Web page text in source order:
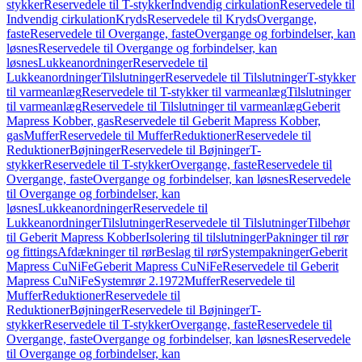
stykkerReservedele til T-stykkerIndvendig cirkulationReservedele til
Indvendig cirkulationKrydsReservedele til KrydsOvergange,
fasteReservedele til Overgange, fasteOvergange og forbindelser, kan
løsnesReservedele til Overgange og forbindelser, kan
løsnesLukkeanordningerReservedele til
LukkeanordningerTilslutningerReservedele til TilslutningerT-stykker
til varmeanlægReservedele til T-stykker til varmeanlægTilslutninger
til varmeanlægReservedele til Tilslutninger til varmeanlægGeberit
Mapress Kobber, gasReservedele til Geberit Mapress Kobber,
gasMufferReservedele til MufferReduktionerReservedele til
ReduktionerBøjningerReservedele til BøjningerT-
stykkerReservedele til T-stykkerOvergange, fasteReservedele til
Overgange, fasteOvergange og forbindelser, kan løsnesReservedele
til Overgange og forbindelser, kan
løsnesLukkeanordningerReservedele til
LukkeanordningerTilslutningerReservedele til TilslutningerTilbehør
til Geberit Mapress KobberIsolering til tilslutningerPakninger til rør
og fittingsAfdækninger til rørBeslag til rørSystempakningerGeberit
Mapress CuNiFeGeberit Mapress CuNiFeReservedele til Geberit
Mapress CuNiFeSystemrør 2.1972MufferReservedele til
MufferReduktionerReservedele til
ReduktionerBøjningerReservedele til BøjningerT-
stykkerReservedele til T-stykkerOvergange, fasteReservedele til
Overgange, fasteOvergange og forbindelser, kan løsnesReservedele
til Overgange og forbindelser, kan